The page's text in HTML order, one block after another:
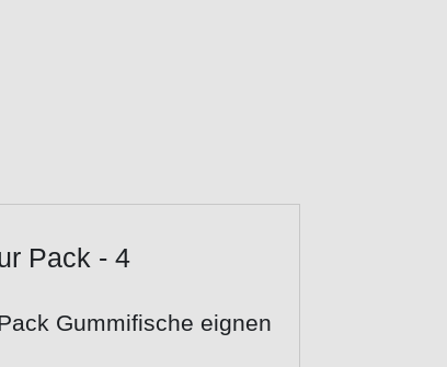
Pack - 4
Gummifische eignen